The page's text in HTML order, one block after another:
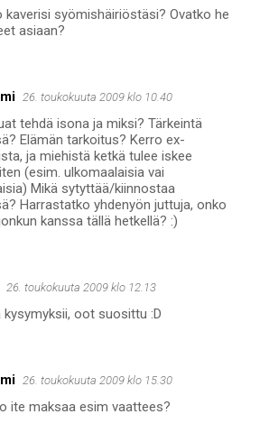
kaverisi syömishäiriöstäsi? Ovatko he
asiaan?
26. toukokuuta 2009 klo 10.40
tehdä isona ja miksi? Tärkeintä
Elämän tarkoitus? Kerro ex-
ja miehistä ketkä tulee iskee
(esim. ulkomaalaisia vai
Mikä sytyttää/kiinnostaa
Harrastatko yhdenyön juttuja, onko
kanssa tällä hetkellä? :)
26. toukokuuta 2009 klo 12.13
kysymyksii, oot suosittu :D
26. toukokuuta 2009 klo 15.30
ite maksaa esim vaattees?